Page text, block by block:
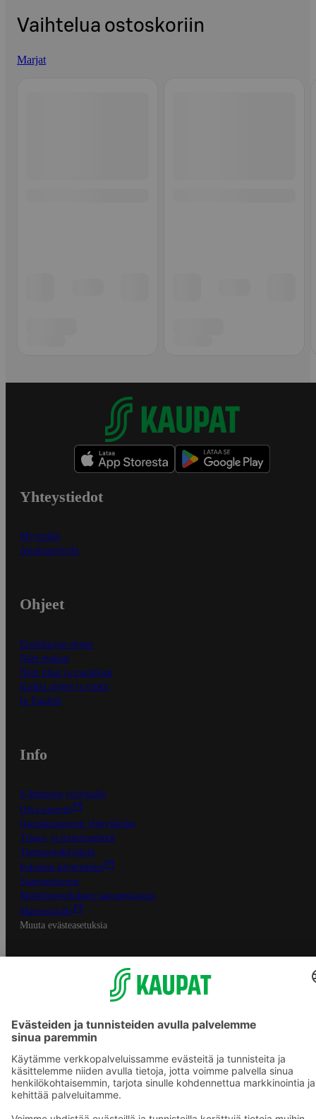
Vaihtelua ostoskoriin
Marjat
Yhteystiedot
Myymälät
Asiakaspalvelu
Ohjeet
Ensitilaajan ohjeet
Näin maksat
Näin tilaat ja muokkaat
Kaikki ohjeet ja vinkit
In English
Info
S-Business yrityksille
Oiva-raportit
Osuuskauppojen yhteystiedot
Tilaus- ja toimitusehdot
Tietosuojakäytäntö
Palvelun käyttöehdot
Saavutettavuus
Mobiilisovelluksen saavutettavuus
Mainostajalle
Muuta evästeasetuksia
S-ryhmän palvelut
S-ryhmä
Asiakasomistajuus
S-ostoslista -sovellus
Prisma.fi
Sokos.fi
S-Pankki